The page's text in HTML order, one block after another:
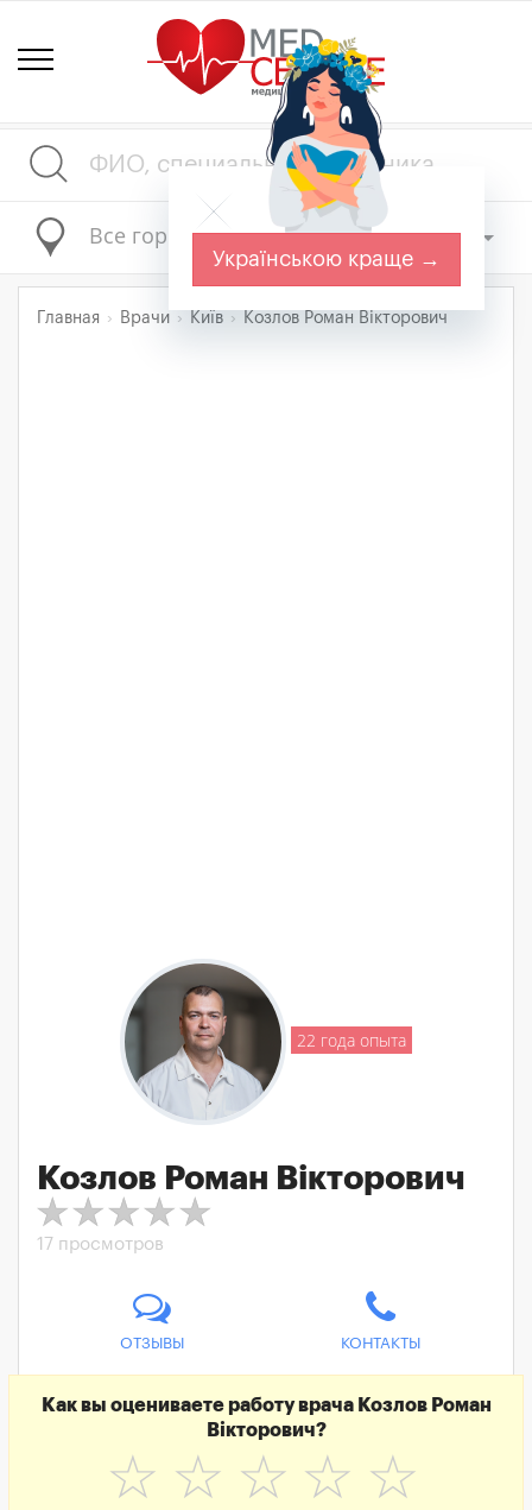
Все города
Главная Врачи Київ Козлов Роман Вікторович
22 года опыта
Козлов Роман Вікторович
17 просмотров
ОТЗЫВЫ КОНТАКТЫ
Как вы оцениваете работу врача Козлов Роман
Вікторович?
☆
☆
☆
☆
☆
Українською краще →